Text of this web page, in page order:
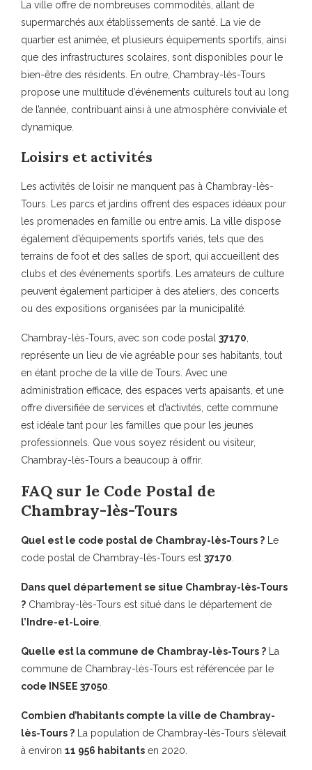
La ville offre de nombreuses commodités, allant de
supermarchés aux établissements de santé. La vie de
quartier est animée, et plusieurs équipements sportifs, ainsi
que des infrastructures scolaires, sont disponibles pour le
bien-être des résidents. En outre, Chambray-lès-Tours
propose une multitude d’événements culturels tout au long
de l’année, contribuant ainsi à une atmosphère conviviale et
dynamique.
Loisirs et activités
Les activités de loisir ne manquent pas à Chambray-lès-
Tours. Les parcs et jardins offrent des espaces idéaux pour
les promenades en famille ou entre amis. La ville dispose
également d’équipements sportifs variés, tels que des
terrains de foot et des salles de sport, qui accueillent des
clubs et des événements sportifs. Les amateurs de culture
peuvent également participer à des ateliers, des concerts
ou des expositions organisées par la municipalité.
Chambray-lès-Tours, avec son code postal 37170
représente un lieu de vie agréable pour ses habitants, tout
en étant proche de la ville de Tours. Avec une
administration efficace, des espaces verts apaisants, et une
offre diversifiée de services et d’activités, cette commune
est idéale tant pour les familles que pour les jeunes
professionnels. Que vous soyez résident ou visiteur,
Chambray-lès-Tours a beaucoup à offrir.
FAQ sur le Code Postal de
Chambray-lès-Tours
Quel est le code postal de Chambray-lès-Tours ? Le
code postal de Chambray-lès-Tours est 37170
Dans quel département se situe Chambray-lès-Tours
? Chambray-lès-Tours est situé dans le département de
l’Indre-et-Loire
Quelle est la commune de Chambray-lès-Tours ? La
commune de Chambray-lès-Tours est référencée par le
code INSEE 37050
Combien d’habitants compte la ville de Chambray-
lès-Tours ? La population de Chambray-lès-Tours s’élevait
à environ 11 956 habitants en 2020.